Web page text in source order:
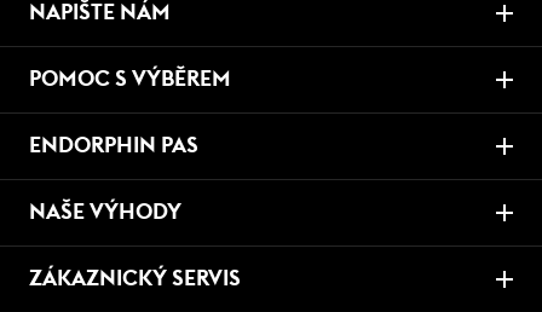
NAPIŠTE NÁM
POMOC S VÝBĚREM
ENDORPHIN PAS
NAŠE VÝHODY
ZÁKAZNICKÝ SERVIS